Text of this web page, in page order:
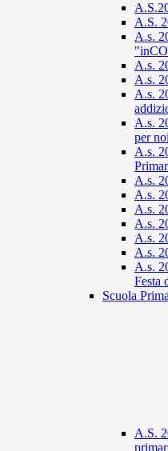
A.S.
A.s.
A.s.
A.s.
A.s.
A.s.
per
A.s.
A.s.
A.s.
A.s.
A.s.
A.s.
A.s.
A.s.
Festa
Scuola
A.S.